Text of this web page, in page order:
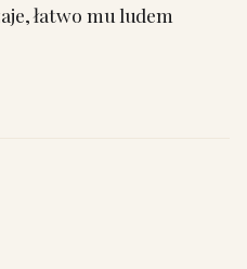
łatwo mu ludem